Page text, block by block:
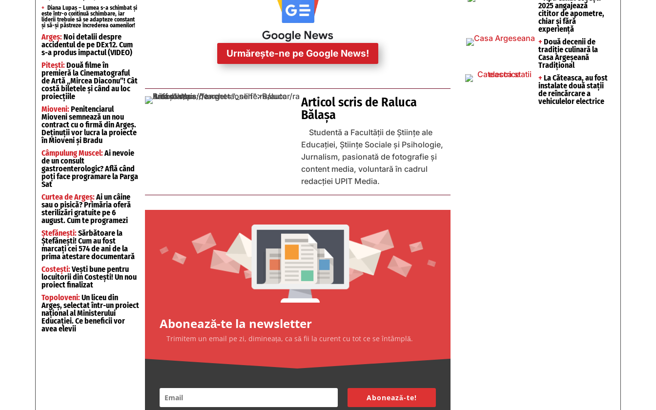
+ Diana Lupaș – Lumea s-a schimbat și
este într-o continuă schimbare, iar
liderii trebuie să se adapteze constant
și să-și păstreze încrederea oamenilor!
Argeș:Noi detalii despre
accidentul de pe DEx12. Cum
s-a produs impactul (VIDEO)
Pitești:Două filme în
premieră la Cinematograful
de Artă „Mircea Diaconu”! Cât
costă biletele și când au loc
proiecțiile
Mioveni:Penitenciarul
Mioveni semnează un nou
contract cu o firmă din Argeș.
Deținuții vor lucra la proiecte
în Mioveni și Bradu
Câmpulung Muscel:Ai nevoie
de un consult
gastroenterologic? Află când
poți face programare la Parga
Sat
Curtea de Argeș:Ai un câine
sau o pisică? Primăria oferă
sterilizări gratuite pe 6
august. Cum te programezi
Ștefănești:Sărbătoare la
Ștefănești! Cum au fost
marcați cei 574 de ani de la
prima atestare documentară
Costești:Vești bune pentru
locuitorii din Costești! Un nou
proiect finalizat
Topoloveni:Un liceu din
Argeș, selectat într-un proiect
național al Ministerului
Educației. Ce beneficii vor
avea elevii
Urmărește-ne pe Google News!
Articol scris de Raluca
Bălașa
Studentă a Facultății de Științe ale
Educației, Științe Sociale și Psihologie,
Jurnalism, pasionată de fotografie și
content media, voluntară în cadrul
redacției UPIT Media.
Abonează-te la newsletter
Trimitem un email pe zi, dimineața, ca să fii la curent cu tot ce se întâmplă.
Abonează-te!
2025 angajează
cititor de apometre,
chiar și fără
experiență
+ Două decenii de
tradiție culinară la
Casa Argeșeană
Tradițional
+ La Căteasca, au fost
instalate două stații
de reîncărcare a
vehiculelor electrice